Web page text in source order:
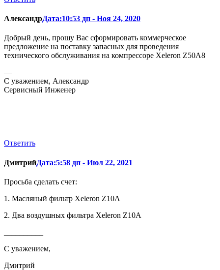
АлександрДата:10:53 дп - Ноя 24, 2020
Добрый день, прошу Вас сформировать коммерческое
предложение на поставку запасных для проведения
технического обслуживания на компрессоре Xeleron Z50A8
—
С уважением, Александр
Сервисный Инженер
Ответить
ДмитрийДата:5:58 дп - Июл 22, 2021
Просьба сделать счет:
1. Масляный фильтр Xeleron Z10A
2. Два воздушных фильтра Xeleron Z10A
С уважением,
Дмитрий